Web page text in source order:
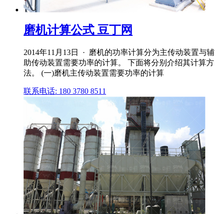
磨机计算公式 豆丁网
2014年11月13日 · 磨机的功率计算分为主传动装置与辅
助传动装置需要功率的计算。 下面将分别介绍其计算方
法。 (一)磨机主传动装置需要功率的计算
联系电话: 180 3780 8511